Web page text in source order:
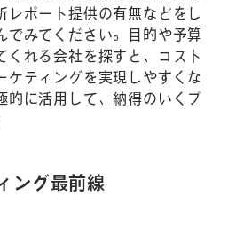
レポート提供の有無などをし
でみてください。目的や予算
くれる会社を探すと、コスト
ケティングを実現しやすくな
的に活用して、納得のいくプ
ング最前線